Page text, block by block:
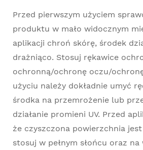
Przed pierwszym użyciem
produktu w mało widocznym
aplikacji chroń skórę, środek
drażniąco. Stosuj rękawice
ochronną/ochronę oczu/
użyciu należy dokładnie umyć
środka na przemrożenie lub
działanie promieni UV. Przed
że czyszczona powierzchnia
stosuj w pełnym słońcu oraz na